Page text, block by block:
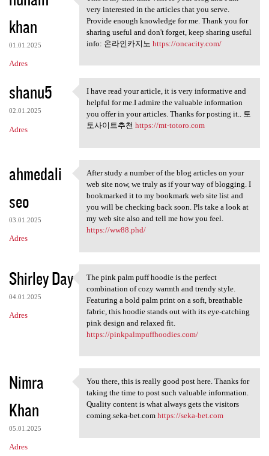
r
z
e
khan
01.01.2025
Adres
This is my first time visit
very interested in the articles that you serve.
Provide enough knowledge for me. Thank you for
sharing useful and don't forget, keep sharing useful
info: 온라인카지노 https://oncacity.com/
shanu5
02.01.2025
Adres
I have read your article, it
I have read your article, it is very informative and
helpful for me.I admire the valuable information
you offer in your articles. Thanks for posting it.. 토
토사이트추천 https://mt-totoro.com
ahmedali
seo
03.01.2025
Adres
After study a number of the
After study a number of the blog articles on your
web site now, we truly as if your way of blogging. I
bookmarked it to my bookmark web site list and
you will be checking back soon. Pls take a look at
my web site also and tell me how you feel.
https://ww88.phd/
Shirley Day
04.01.2025
Adres
The pink palm puff hoodie is
The pink palm puff hoodie is the perfect
combination of cozy warmth and trendy style.
Featuring a bold palm print on a soft, breathable
fabric, this hoodie stands out with its eye-catching
pink design and relaxed fit.
https://pinkpalmpuffhoodies.com/
Nimra
Khan
05.01.2025
Adres
You there, this is really
You there, this is really good post here. Thanks for
taking the time to post such valuable information.
Quality content is what always gets the visitors
coming.seka-bet.com https://seka-bet.com